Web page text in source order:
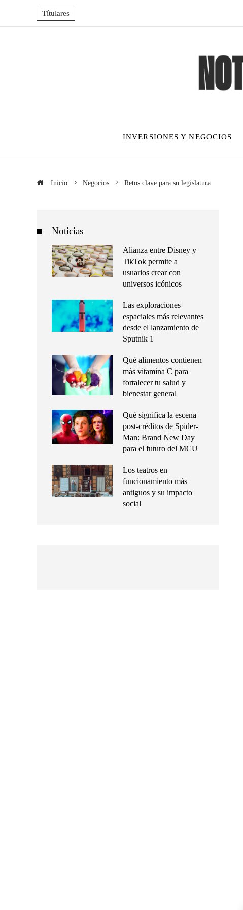
Títulares
INVERSIONES Y NEGOCIOS
Inicio Negocios Retos clave para su legislatura
Noticias
Alianza entre Disney y
TikTok permite a
usuarios crear con
universos icónicos
Las exploraciones
espaciales más relevantes
desde el lanzamiento de
Sputnik 1
Qué alimentos contienen
más vitamina C para
fortalecer tu salud y
bienestar general
Qué significa la escena
post-créditos de Spider-
Man: Brand New Day
para el futuro del MCU
Los teatros en
funcionamiento más
antiguos y su impacto
social